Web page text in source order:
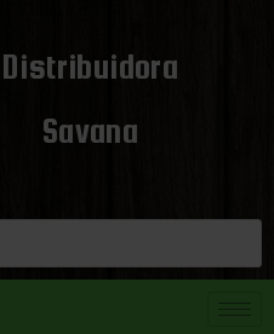
Distribuidora
Savana